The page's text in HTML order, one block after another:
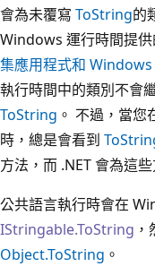
會為未覆寫 ToString的
Windows 運行時間提
集應用程式和
執行時間中的類別不會
ToString 。 不過，當
時，總是會看到
方法，而 .NET 會為這
公共語言執行時會在
IStringable.ToString
Object.ToString 。